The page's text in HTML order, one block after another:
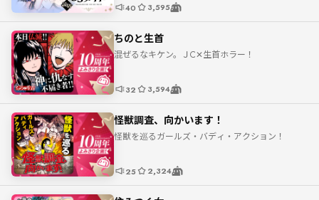
40 3,595
ちのと生首
混ぜるなキケン。ＪC✕生首ホラー！
32 3,594
怪獣調査、向かいます！
怪獣を巡るガールズ・バディ・アクション！
25 2,324